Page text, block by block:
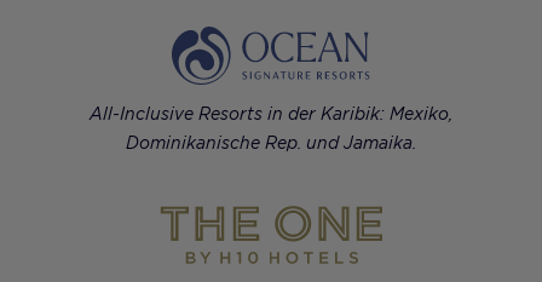
All-Inclusive Resorts in der Karibik: Mexiko,
Dominikanische Rep. und Jamaika.